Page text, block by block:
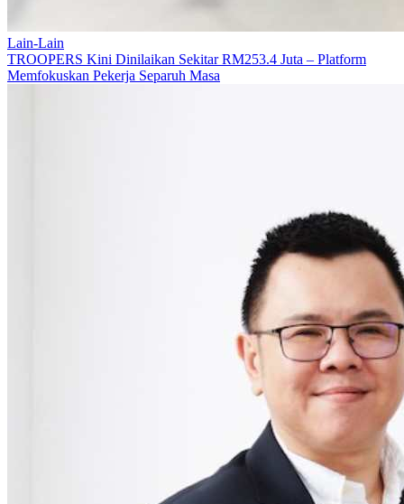
Lain-Lain
TROOPERS Kini Dinilaikan Sekitar RM253.4 Juta – Platform
Memfokuskan Pekerja Separuh Masa